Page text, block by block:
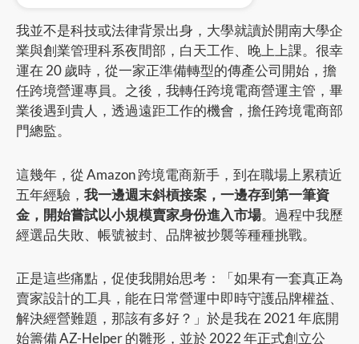
我並不是科技或法律背景出身，大學就讀於開南大學企
業與創業管理科系夜間部，白天工作、晚上上課。很幸
運在 20 歲時，從一家正準備轉型的傳產公司開始，擔
任跨境營運專員。之後，我轉任跨境電商營運主管，畢
業後遇到貴人，透過遠距工作的機會，擔任跨境電商部
門總監。
這幾年，從 Amazon 跨境電商新手，到在職場上累積近
五年經驗， 我一邊週末斜槓接案，一邊存到第一筆資
金，開始嘗試以小規模賣家身份進入市場。過程中我歷
經選品失敗、帳號被封、品牌被抄襲等種種挑戰。
正是這些痛點，促使我開始思考：「如果有一套真正為
賣家設計的工具，能在日常營運中即時守護品牌權益、
解決經營難題，那該有多好？」於是我在 2021 年底開
始籌備 AZ-Helper 的雛形，並於 2022 年正式創立公